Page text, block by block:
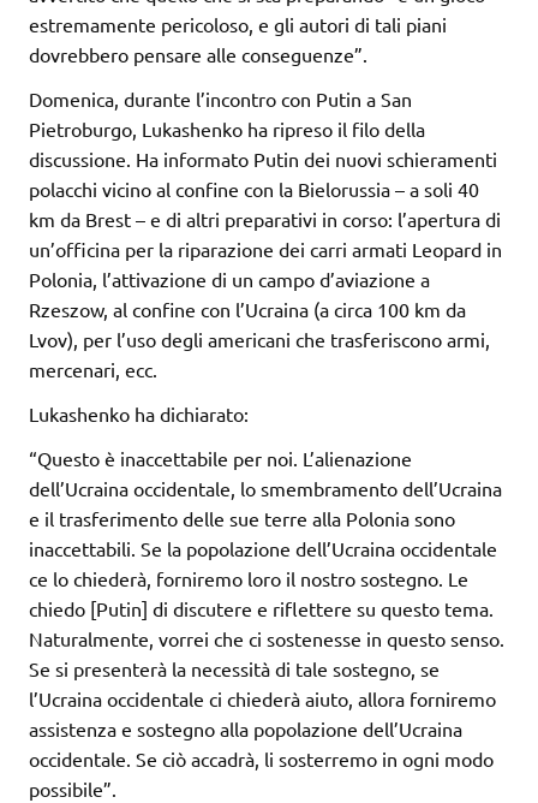
estremamente pericoloso, e gli autori di tali piani
dovrebbero pensare alle conseguenze”.
Domenica, durante l’incontro con Putin a San
Pietroburgo, Lukashenko ha ripreso il filo della
discussione. Ha informato Putin dei nuovi schieramenti
polacchi vicino al confine con la Bielorussia – a soli 40
km da Brest – e di altri preparativi in corso: l’apertura di
un’officina per la riparazione dei carri armati Leopard in
Polonia, l’attivazione di un campo d’aviazione a
Rzeszow, al confine con l’Ucraina (a circa 100 km da
Lvov), per l’uso degli americani che trasferiscono armi,
mercenari, ecc.
Lukashenko ha dichiarato:
“Questo è inaccettabile per noi. L’alienazione
dell’Ucraina occidentale, lo smembramento dell’Ucraina
e il trasferimento delle sue terre alla Polonia sono
inaccettabili. Se la popolazione dell’Ucraina occidentale
ce lo chiederà, forniremo loro il nostro sostegno. Le
chiedo [Putin] di discutere e riflettere su questo tema.
Naturalmente, vorrei che ci sostenesse in questo senso.
Se si presenterà la necessità di tale sostegno, se
l’Ucraina occidentale ci chiederà aiuto, allora forniremo
assistenza e sostegno alla popolazione dell’Ucraina
occidentale. Se ciò accadrà, li sosterremo in ogni modo
possibile”.